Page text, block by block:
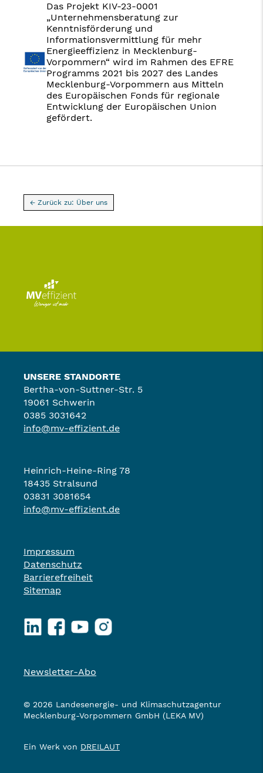
Das Projekt KIV-23-0001
„Unternehmensberatung zur
Kenntnisförderung und
Informationsvermittlung für mehr
Energieeffizienz in Mecklenburg-
Vorpommern“ wird im Rahmen des EFRE
Programms 2021 bis 2027 des Landes
Mecklenburg-Vorpommern aus Mitteln
des Europäischen Fonds für regionale
Entwicklung der Europäischen Union
gefördert.
← Zurück zu: Über uns
UNSERE STANDORTE
Bertha-von-Suttner-Str. 5
19061 Schwerin
0385 3031642
info@mv-effizient.de
Heinrich-Heine-Ring 78
18435 Stralsund
03831 3081654
info@mv-effizient.de
Impressum
Datenschutz
Barrierefreiheit
Sitemap
LinkedInFacebookYouTubeInstagram
Newsletter-Abo
© 2026 Landesenergie- und Klimaschutzagentur
Mecklenburg-Vorpommern GmbH (LEKA MV)
Ein Werk von DREILAUT